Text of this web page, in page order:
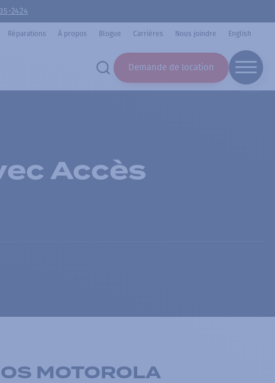
2424
Réparations À propos Blogue Carrières Nous joindre English
Demande de location
Accès
MOTOROLA